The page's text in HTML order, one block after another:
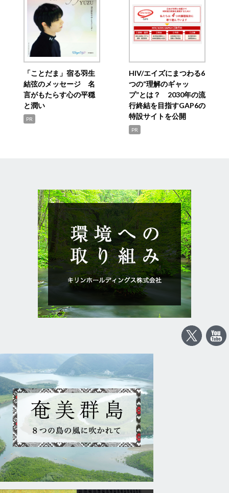
「ことだま」宿る羽生
結弦のメッセージ 名
言がもたらす心の平穏
と潤い
PR
HIV/エイズにまつわる6
つの“理解のギャッ
プ”とは？ 2030年の流
行終結を目指すGAP6の
特設サイトを公開
PR